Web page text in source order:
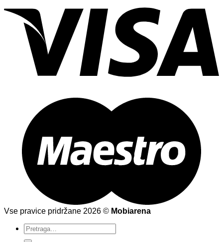
Vse pravice pridržane 2026 © Mobiarena
Pretraži: